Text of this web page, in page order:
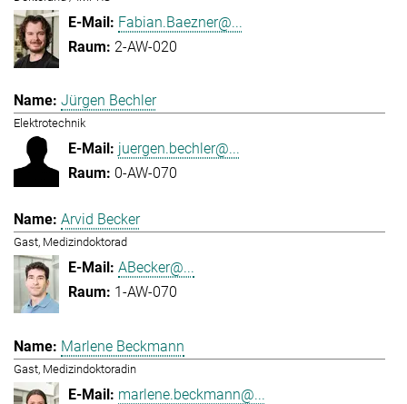
Fabian.Baezner@...
2-AW-020
Jürgen Bechler
Elektrotechnik
juergen.bechler@...
0-AW-070
Arvid Becker
Gast, Medizindoktorad
ABecker@...
1-AW-070
Marlene Beckmann
Gast, Medizindoktoradin
marlene.beckmann@...